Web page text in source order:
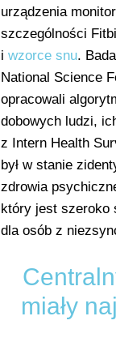
urządzenia
szczególności
i wzorce snu.
National Science
opracowali
dobowych ludzi,
z Intern Health
był w stanie
zdrowia
który jest szeroko
dla osób z
miały